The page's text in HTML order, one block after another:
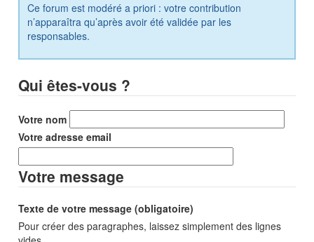
Ce forum est modéré a priori : votre contribution
n’apparaîtra qu’après avoir été validée par les
responsables.
Qui êtes-vous ?
Votre nom
Votre adresse email
Votre message
Texte de votre message (obligatoire)
Pour créer des paragraphes, laissez simplement des lignes